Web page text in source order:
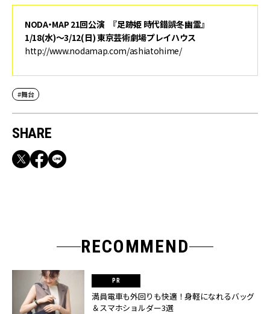
NODA・MAP 21回公演 『足跡姫 時代錯誤冬幽霊』
1/18(水)～3/12(日) 東京芸術劇場プレイハウス
http://www.nodamap.com/ashiatohime/
#舞台
SHARE
RECOMMEND
満員電車も外回りも快適！身軽になれるバッグ
＆スマホショルダー3選